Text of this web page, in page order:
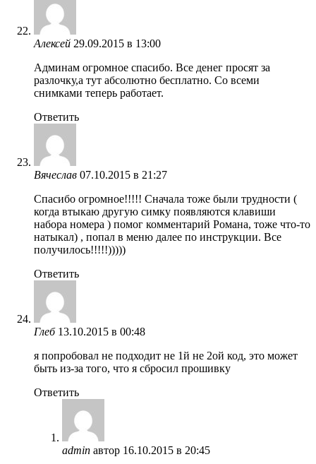
Алексей 29.09.2015 в 13:00
Админам огромное спасибо. Все денег просят за
разлочку,а тут абсолютно бесплатно. Со всеми
снимками теперь работает.
Ответить
Вячеслав 07.10.2015 в 21:27
Спасибо огромное!!!!! Сначала тоже были трудности (
когда втыкаю другую симку появляются клавиши
набора номера ) помог комментарий Романа, тоже что-то
натыкал) , попал в меню далее по инструкции. Все
получилось!!!!!)))))
Ответить
Глеб 13.10.2015 в 00:48
я попробовал не подходит не 1й не 2ой код, это может
быть из-за того, что я сбросил прошивку
Ответить
admin автор 16.10.2015 в 20:45